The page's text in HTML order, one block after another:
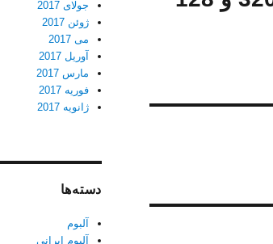
جولای 2017
ژوئن 2017
می 2017
آوریل 2017
مارس 2017
فوریه 2017
ژانویه 2017
دسته‌ها
آلبوم
آلبوم ایرانی